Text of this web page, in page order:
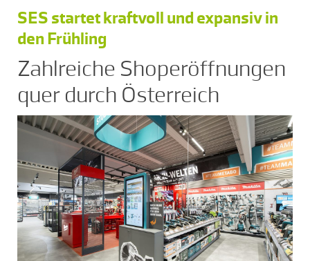
SES startet kraftvoll und expansiv in
den Frühling
Zahlreiche Shoperöffnungen
quer durch Österreich